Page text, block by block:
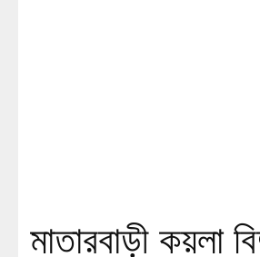
মাতারবাড়ী কয়লা